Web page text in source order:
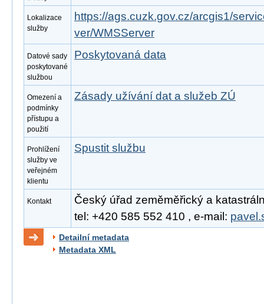
Lokalizace
služby
https://ags.cuzk.gov.cz/arcgis1/
ver/WMSServer
Datové sady
poskytované
službou
Poskytovaná data
Omezení a
podmínky
přístupu a
použití
Zásady užívání dat a služeb ZÚ
Prohlížení
služby ve
veřejném
klientu
Spustit službu
Kontakt
Český úřad zeměměřický a
tel: +420 585 552 410 , e-mail:
Detailní metadata
Metadata XML